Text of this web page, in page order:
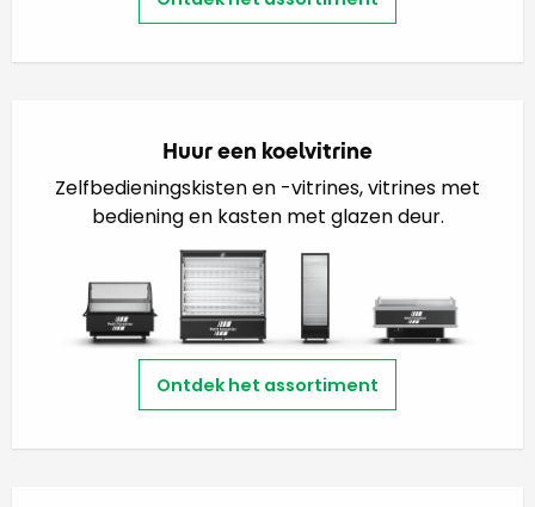
Huur een koelvitrine
Zelfbedieningskisten en -vitrines, vitrines met
bediening en kasten met glazen deur.
Ontdek het assortiment